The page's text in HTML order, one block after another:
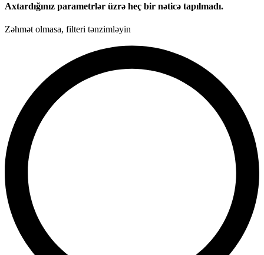
Axtardığınız parametrlər üzrə heç bir nəticə tapılmadı.
Zəhmət olmasa, filteri tənzimləyin